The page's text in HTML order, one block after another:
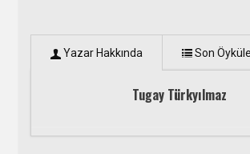
Yazar Hakkında Son
Tugay Türkyılmaz